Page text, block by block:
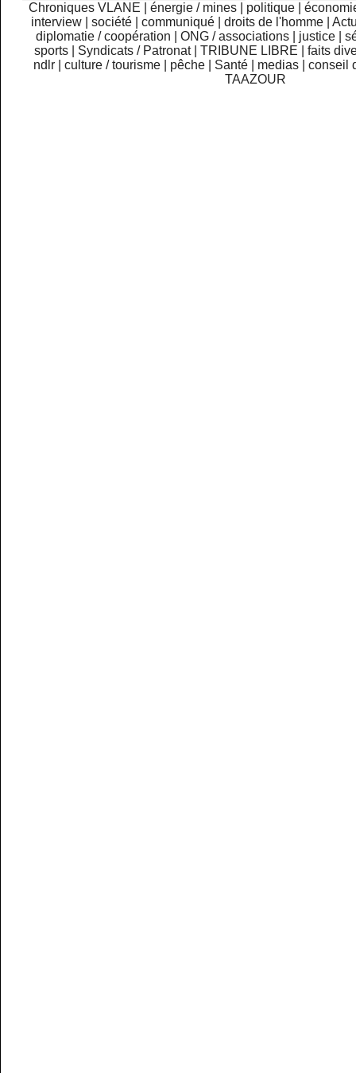
Chroniques VLANE énergie / mines politique
interview
|société |communiqué |droits de l'homme |
diplomatie / coopération
ONG / associations justice
sports
Syndicats / Patronat TRIBUNE LIBRE
faits
ndlr
|culture / tourisme pêche Santé medias |conseil
TAAZOUR